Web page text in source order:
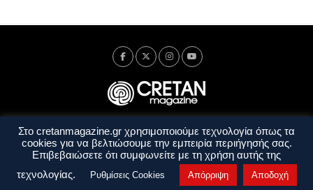
Ταυτότητα Πολιτική Απορρήτου
Όροι Χρήσης
Όροι και Προϋποθέσεις
Στο cretanmagazine.gr χρησιμοποιούμε τεχνολογία όπως τα
cookies για να βελτιώσουμε την εμπειρία περιήγησής σας.
Επιβεβαιώσετε ότι συμφωνείτε με τη χρήση αυτής της
τεχνολογίας.
Ρυθμίσεις Cookies Απόρριψη Αποδοχή